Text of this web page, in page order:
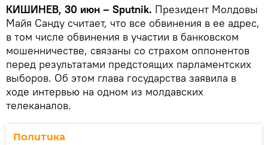
КИШИНЕВ, 30 июн – Sputnik. Президент Молдовы
Майя Санду считает, что все обвинения в ее адрес,
в том числе обвинения в участии в банковском
мошенничестве, связаны со страхом оппонентов
перед результатами предстоящих парламентских
выборов. Об этом глава государства заявила в
ходе интервью на одном из молдавских
телеканалов.
Политика